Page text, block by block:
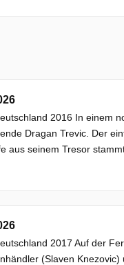
2016 In einem
Dragan Trevic. Der
aus seinem Tresor
2017 Auf der
(Slaven